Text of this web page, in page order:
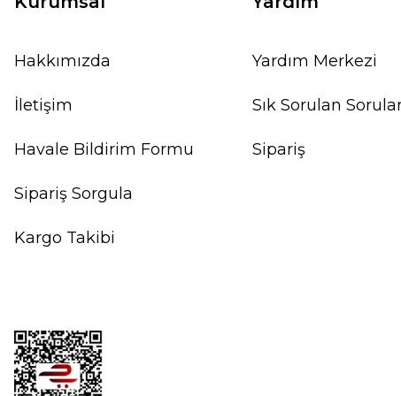
Hakkımızda
İletişim
Havale Bildirim Formu
Sipariş Sorgula
Kargo Takibi
Yardım Merkezi
Sık Sorulan
Sipariş